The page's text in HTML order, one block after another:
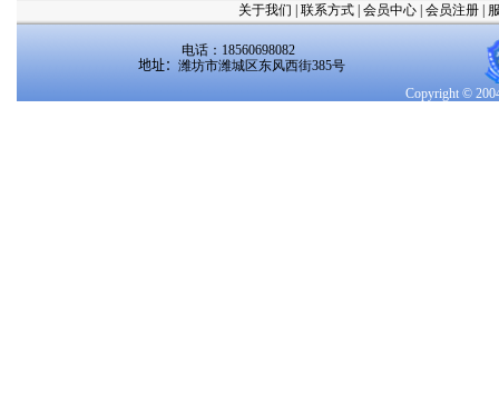
关于我们 联系方式 会员中心 会员注册
电话：18560698082
地址： 潍坊市潍城区东风西街385号
Copyright ©